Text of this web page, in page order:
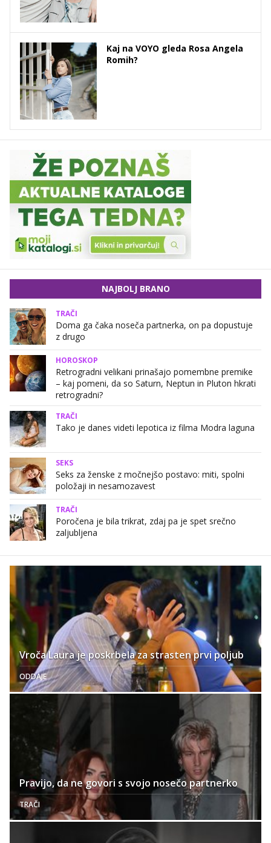
Kaj na VOYO gleda Rosa Angela
Romih?
NAJBOLJ BRANO
TRAČI
Doma ga čaka noseča partnerka, on pa dopustuje
z drugo
HOROSKOP
Retrogradni velikani prinašajo pomembne premike
– kaj pomeni, da so Saturn, Neptun in Pluton hkrati
retrogradni?
TRAČI
Tako je danes videti lepotica iz filma Modra laguna
SEKS
Seks za ženske z močnejšo postavo: miti, spolni
položaji in nesamozavest
TRAČI
Poročena je bila trikrat, zdaj pa je spet srečno
zaljubljena
Vroča Laura je poskrbela za strasten prvi poljub
ODDAJE
Pravijo, da ne govori s svojo nosečo partnerko
TRAČI